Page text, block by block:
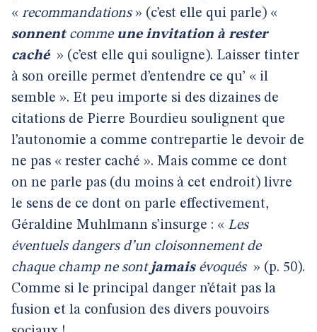
« recommandations» (c’est elle qui parle) «
sonnentcomme une invitation à rester
caché » (c’est elle qui souligne). Laisser tinter
à son oreille permet d’entendre ce qu’ « il
semble ». Et peu importe si des dizaines de
citations de Pierre Bourdieu soulignent que
l’autonomie a comme contrepartie le devoir de
ne pas « rester caché ». Mais comme ce dont
on ne parle pas (du moins à cet endroit) livre
le sens de ce dont on parle effectivement,
Géraldine Muhlmann s’insurge : « Les
éventuels dangers d’un cloisonnement de
chaque champ ne sont jamais évoqués » (p. 50).
Comme si le principal danger n’était pas la
fusion et la confusion des divers pouvoirs